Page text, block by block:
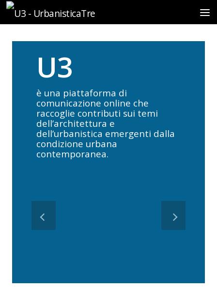
Sotto il contenuto
U3
è una piattaforma di
comunicazione online che
raccoglie contributi sui temi
dell’architettura e
dell’urbanistica emergenti dalla
condizione urbana
contemporanea.